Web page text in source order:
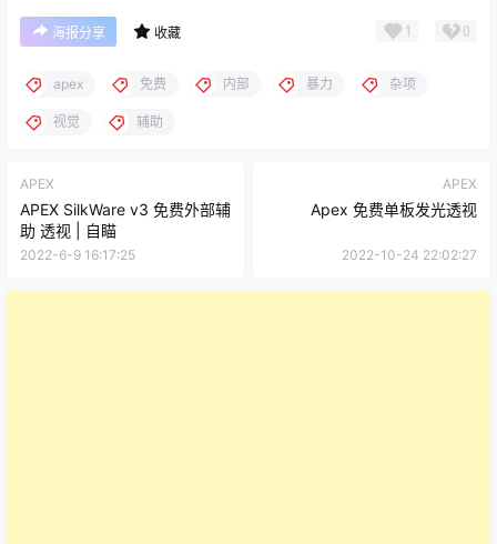
海报分享 收藏 1 0
apex 免费 内部 暴力 杂项
视觉 辅助
APEX
APEX SilkWare v3 免费外部辅
助 透视 | 自瞄
2022-6-9 16:17:25
APEX
Apex 免费单板发光透视
2022-10-24 22:02:27